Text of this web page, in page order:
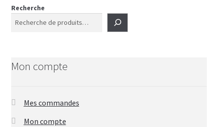
Recherche
Mon compte
Mes commandes
Mon compte